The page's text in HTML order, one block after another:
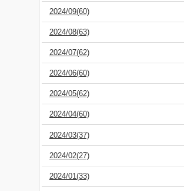
2024/09(60)
2024/08(63)
2024/07(62)
2024/06(60)
2024/05(62)
2024/04(60)
2024/03(37)
2024/02(27)
2024/01(33)